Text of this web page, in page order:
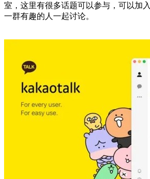
室，这里有很多话题可以参与，可以加
一群有趣的人一起讨论。